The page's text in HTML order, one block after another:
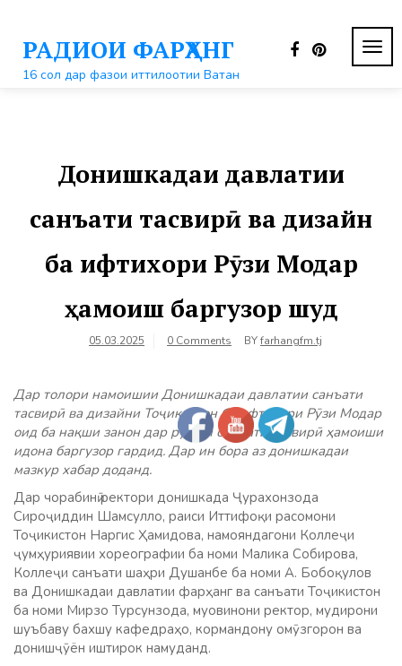
контентуРАДИОИ ФАРҲАНГ
16 сол дар фазои иттилоотии Ватан
Донишкадаи давлатии
санъати тасвирӣ ва дизайн
ба ифтихори Рӯзи Модар
ҳамоиш баргузор шуд
05.03.2025 0 Comments BYfarhangfm.tj
Дар толори намоишии Донишкадаи давлатии санъати
тасвирӣ ва дизайни Тоҷикистон ба ифтихори Рӯзи Модар
оид ба нақши занон дар рушди санъати тасвирӣ ҳамоиши
идона баргузор гардид. Дар ин бора аз донишкадаи
мазкур хабар доданд.
Дар чорабинӣ ректори донишкада Ҷурахонзода
Сироҷиддин Шамсулло, раиси Иттифоқи расомони
Тоҷикистон Наргис Ҳамидова, намояндагони Коллеҷи
ҷумҳуриявии хореографии ба номи Малика Собирова,
Коллеҷи санъати шаҳри Душанбе ба номи А. Бобоқулов
ва Донишкадаи давлатии фарҳанг ва санъати Тоҷикистон
ба номи Мирзо Турсунзода, муовинони ректор, мудирони
шуъбаву бахшу кафедраҳо, кормандону омӯзгорон ва
донишҷӯён иштирок намуданд.